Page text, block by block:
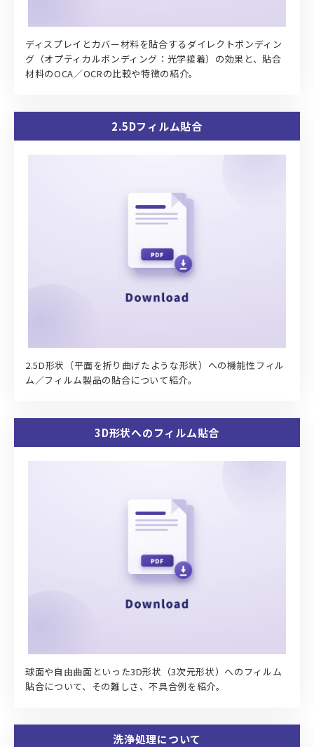
ディスプレイとカバー材料を貼合するダイレクトボンディン
グ（オプティカルボンディング：光学接着）の効果と、貼合
材料のOCA／OCRの比較や特徴の紹介。
2.5Dフィルム貼合
2.5D形状（平面を折り曲げたような形状）への機能性フィル
ム／フィルム製品の貼合について紹介。
3D形状へのフィルム貼合
球面や自由曲面といった3D形状（3次元形状）へのフィルム
貼合について、その難しさ、不具合例を紹介。
洗浄処理について